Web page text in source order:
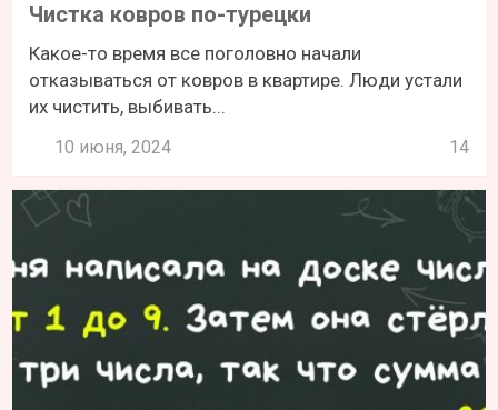
Чистка ковров по-турецки
Какое-то время все поголовно начали
отказываться от ковров в квартире. Люди устали
их чистить, выбивать...
10 июня, 2024 14